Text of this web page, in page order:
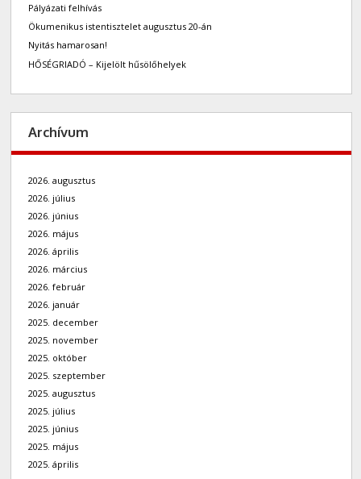
Pályázati felhívás
Ökumenikus istentisztelet augusztus 20-án
Nyitás hamarosan!
HŐSÉGRIADÓ – Kijelölt hűsölőhelyek
Archívum
2026. augusztus
2026. július
2026. június
2026. május
2026. április
2026. március
2026. február
2026. január
2025. december
2025. november
2025. október
2025. szeptember
2025. augusztus
2025. július
2025. június
2025. május
2025. április